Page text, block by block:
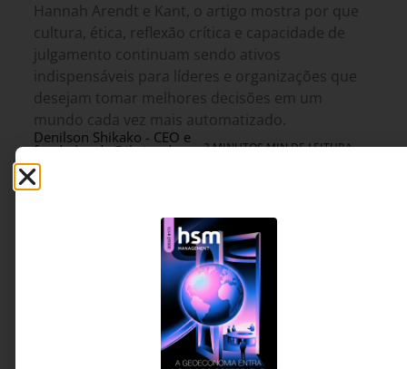
Hannah Arendt e Kant, o artigo mostra por que
cultura, ética, reflexão crítica e capacidade de
julgamento continuam sendo ativos
indispensáveis para líderes e organizações que
desejam tomar melhores decisões em um
mundo cada vez mais automatizado.
Denilson Shikako - CEO e
fundador da Fábrica de
Criatividade
3 MINUTOS MIN DE LEITURA